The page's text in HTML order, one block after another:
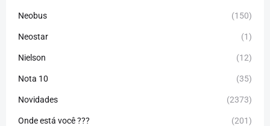
Neobus (150)
Neostar (1)
Nielson (12)
Nota 10 (35)
Novidades (2373)
Onde está você ??? (201)